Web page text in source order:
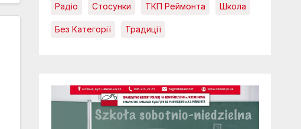
Радіо Стосунки ТКП Реймонта Школа
Без Категорії Традиції